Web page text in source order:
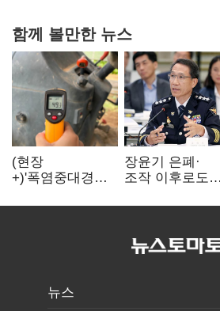
함께 볼만한 뉴스
(현장
+)'폭염중대경보'
이주노동자는
장윤기 은폐·
조작 이후로도
내부비위…경찰
뉴스